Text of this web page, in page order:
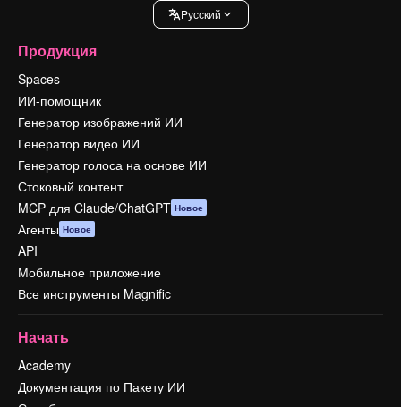
Pусский
Продукция
Spaces
ИИ-помощник
Генератор изображений ИИ
Генератор видео ИИ
Генератор голоса на основе ИИ
Стоковый контент
MCP для Claude/ChatGPT Новое
Агенты Новое
API
Мобильное приложение
Все инструменты Magnific
Начать
Academy
Документация по Пакету ИИ